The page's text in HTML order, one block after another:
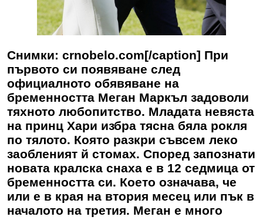
Снимки: crnobelo.com[/caption] При
първото си появяване след
официалното обявяване на
бременността Меган Маркъл задоволи
тяхното любопитство. Младата невяста
на принц Хари избра тясна бяла рокля
по тялото. Която разкри съвсем леко
заобленият й стомах. Според запознати
новата кралска снаха е в 12 седмица от
бременността си. Което означава, че
или е в края на втория месец или пък в
началото на третия. Меган е много